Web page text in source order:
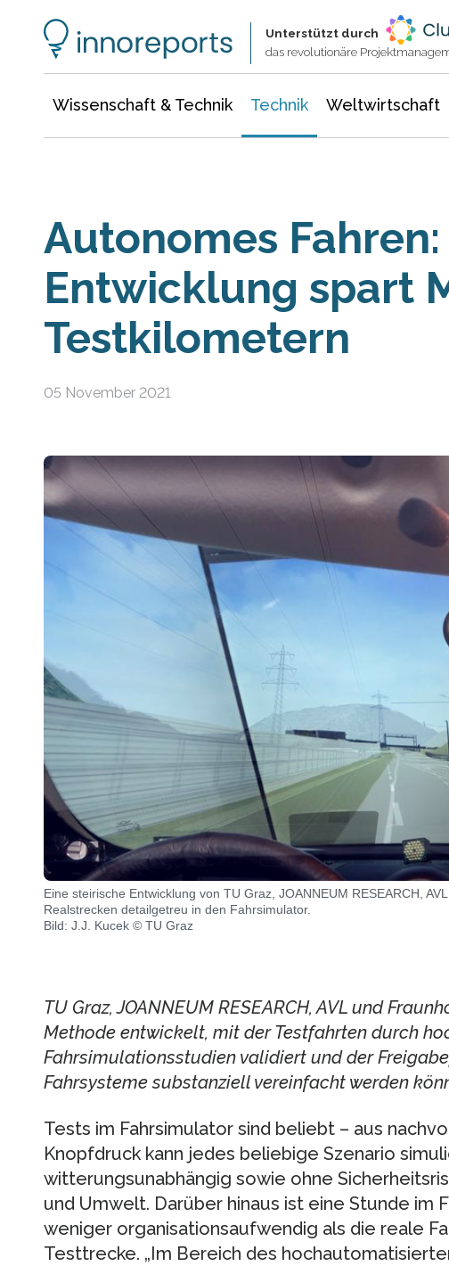
Unterstützt durch
das revolutionäre
Wissenschaft & Technik Technik Weltwirtschaft
Autonomes
Entwicklung spart
Testkilometern
05 November 2021
Eine steirische Entwicklung von TU Graz, JOANNEUM RESEARCH,
Realstrecken detailgetreu in den Fahrsimulator.
Bild: J.J. Kucek © TU Graz
TU Graz, JOANNEUM RESEARCH, AVL und
Methode entwickelt, mit der Testfahrten durch
Fahrsimulationsstudien validiert und der
Fahrsysteme substanziell vereinfacht werden
Tests im Fahrsimulator sind beliebt – aus
Knopfdruck kann jedes beliebige Szenario
witterungsunabhängig sowie ohne
und Umwelt. Darüber hinaus ist eine Stunde im
weniger organisationsaufwendig als die reale
Testtrecke. „Im Bereich des